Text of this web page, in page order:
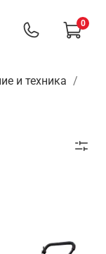
0
и техника